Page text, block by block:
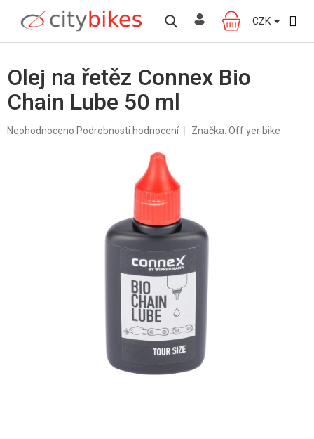
obsah
NÁKUPNÍ
KOŠÍK
CZK
Olej na řetěz Connex Bio
Chain Lube 50 ml
Průměrné
Neohodnoceno Podrobnosti hodnocení Značka: Off yer bike